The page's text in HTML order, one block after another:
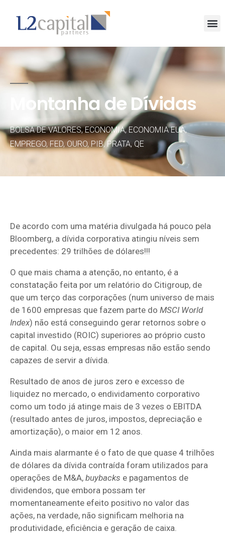
Montanha de Dívidas
BOLSA DE VALORES,ECONOMIA,ECONOMIA EUA,
EMPREGO, FED, OURO, PIB,PRATA,QE
De acordo com uma matéria divulgada há pouco pela
Bloomberg, a dívida corporativa atingiu níveis sem
precedentes: 29 trilhões de dólares!!!
O que mais chama a atenção, no entanto, é a
constatação feita por um relatório do Citigroup, de
que um terço das corporações (num universo de mais
de 1600 empresas que fazem parte do MSCI World
Index) não está conseguindo gerar retornos sobre o
capital investido (ROIC) superiores ao próprio custo
de capital. Ou seja, essas empresas não estão sendo
capazes de servir a dívida.
Resultado de anos de juros zero e excesso de
liquidez no mercado, o endividamento corporativo
como um todo já atinge mais de 3 vezes o EBITDA
(resultado antes de juros, impostos, depreciação e
amortização), o maior em 12 anos.
Ainda mais alarmante é o fato de que quase 4 trilhões
de dólares da dívida contraída foram utilizados para
operações de M&A, buybacks e pagamentos de
dividendos, que embora possam ter
momentaneamente efeito positivo no valor das
ações, na verdade, não significam melhoria na
produtividade, eficiência e geração de caixa.